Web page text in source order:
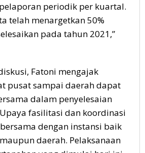
periodik per kuartal.
telah menargetkan 50%
pada tahun 2021,”
Fatoni mengajak
pusat sampai daerah dapat
dalam penyelesaian
fasilitasi dan koordinasi
dengan instansi baik
daerah. Pelaksanaan